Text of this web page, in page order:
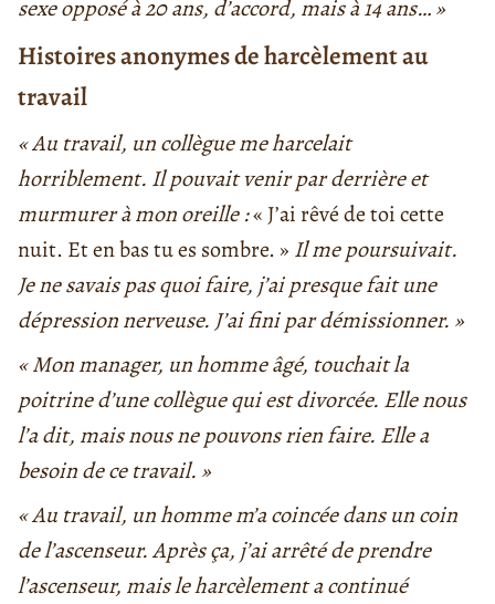
sexe opposé à 20 ans, d’accord, mais à 14 ans… »
Histoires anonymes de harcèlement au
travail
« Au travail, un collègue me harcelait
horriblement. Il pouvait venir par derrière et
murmurer à mon oreille :« J’ai rêvé de toi cette
nuit. Et en bas tu es sombre. » Il me poursuivait.
Je ne savais pas quoi faire, j’ai presque fait une
dépression nerveuse. J’ai fini par démissionner. »
« Mon manager, un homme âgé, touchait la
poitrine d’une collègue qui est divorcée. Elle nous
l’a dit, mais nous ne pouvons rien faire. Elle a
besoin de ce travail. »
« Au travail, un homme m’a coincée dans un coin
de l’ascenseur. Après ça, j’ai arrêté de prendre
l’ascenseur, mais le harcèlement a continué